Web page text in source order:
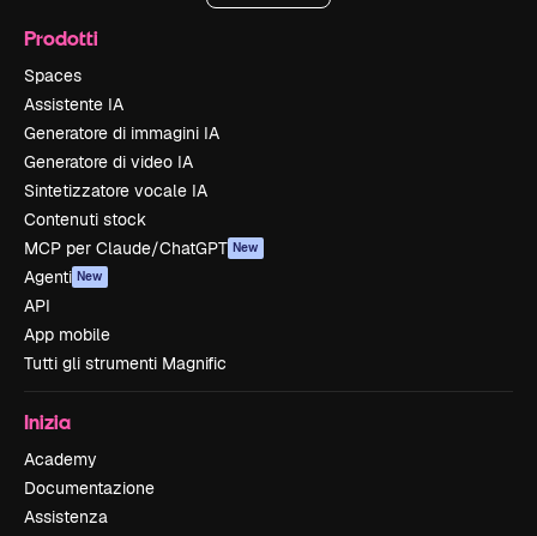
Prodotti
Spaces
Assistente IA
Generatore di immagini IA
Generatore di video IA
Sintetizzatore vocale IA
Contenuti stock
MCP per Claude/ChatGPT New
Agenti New
API
App mobile
Tutti gli strumenti Magnific
Inizia
Academy
Documentazione
Assistenza